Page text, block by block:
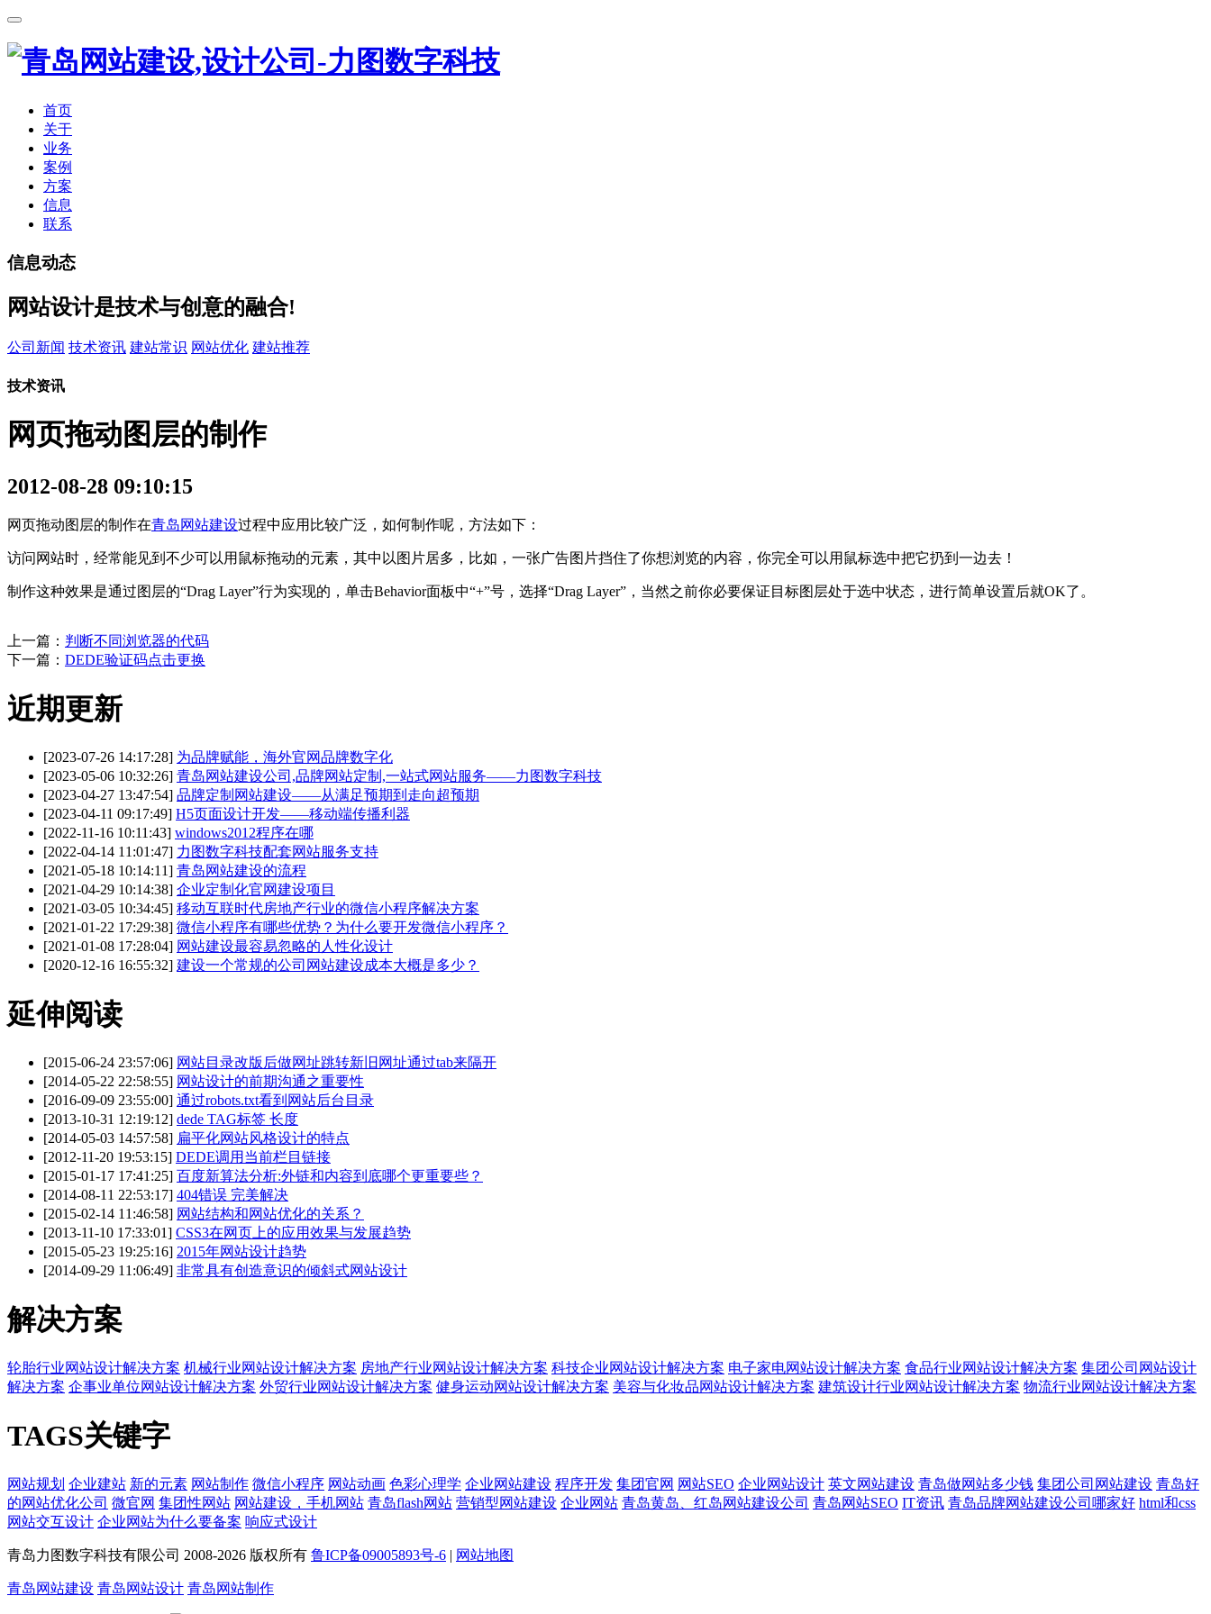
首页
关于
业务
案例
方案
信息
联系
信息动态
网站设计是技术与创意的融合!
公司新闻 技术资讯 建站常识 网站优化 建站推荐
技术资讯
网页拖动图层的制作
2012-08-28 09:10:15
网页拖动图层的制作在青岛网站建设过程中应用比较广泛，如何制作呢，方法如下：
访问网站时，经常能见到不少可以用鼠标拖动的元素，其中以图片居多，比如，一张广告图片挡住了你想浏览的内容，你完全可以用鼠标选中把它扔到一边去！
制作这种效果是通过图层的“Drag Layer”行为实现的，单击Behavior面板中“+”号，选择“Drag Layer”，当然之前你必要保证目标图层处于选中状态，进行简单设置后就OK了。
上一篇： 判断不同浏览器的代码
下一篇： DEDE验证码点击更换
近期更新
[2023-07-26 14:17:28] 为品牌赋能，海外官网品牌数字化
[2023-05-06 10:32:26] 青岛网站建设公司,品牌网站定制,一站式网站服务——力图数字科技
[2023-04-27 13:47:54] 品牌定制网站建设——从满足预期到走向超预期
[2023-04-11 09:17:49] H5页面设计开发——移动端传播利器
[2022-11-16 10:11:43] windows2012程序在哪
[2022-04-14 11:01:47] 力图数字科技配套网站服务支持
[2021-05-18 10:14:11] 青岛网站建设的流程
[2021-04-29 10:14:38] 企业定制化官网建设项目
[2021-03-05 10:34:45] 移动互联时代房地产行业的微信小程序解决方案
[2021-01-22 17:29:38] 微信小程序有哪些优势？为什么要开发微信小程序？
[2021-01-08 17:28:04] 网站建设最容易忽略的人性化设计
[2020-12-16 16:55:32] 建设一个常规的公司网站建设成本大概是多少？
延伸阅读
[2015-06-24 23:57:06] 网站目录改版后做网址跳转新旧网址通过tab来隔开
[2014-05-22 22:58:55] 网站设计的前期沟通之重要性
[2016-09-09 23:55:00] 通过robots.txt看到网站后台目录
[2013-10-31 12:19:12] dede TAG标签 长度
[2014-05-03 14:57:58] 扁平化网站风格设计的特点
[2012-11-20 19:53:15] DEDE调用当前栏目链接
[2015-01-17 17:41:25] 百度新算法分析:外链和内容到底哪个更重要些？
[2014-08-11 22:53:17] 404错误 完美解决
[2015-02-14 11:46:58] 网站结构和网站优化的关系？
[2013-11-10 17:33:01] CSS3在网页上的应用效果与发展趋势
[2015-05-23 19:25:16] 2015年网站设计趋势
[2014-09-29 11:06:49] 非常具有创造意识的倾斜式网站设计
解决方案
轮胎行业网站设计解决方案 机械行业网站设计解决方案 房地产行业网站设计解决方案 科技企业网站设计解决方案 电子家电网站设计解决方案 食品行业网站设计解决方案 集团公司网站设计
解决方案 企事业单位网站设计解决方案 外贸行业网站设计解决方案 健身运动网站设计解决方案 美容与化妆品网站设计解决方案 建筑设计行业网站设计解决方案 物流行业网站设计解决方案
TAGS关键字
网站规划 企业建站 新的元素 网站制作 微信小程序 网站动画 色彩心理学 企业网站建设 程序开发 集团官网 网站SEO 企业网站设计 英文网站建设 青岛做网站多少钱 集团公司网站建设 青岛好
的网站优化公司 微官网 集团性网站 网站建设，手机网站 青岛flash网站 营销型网站建设 企业网站 青岛黄岛、红岛网站建设公司 青岛网站SEO IT资讯 青岛品牌网站建设公司哪家好 html和css
网站交互设计 企业网站为什么要备案 响应式设计
青岛力图数字科技有限公司 2008-2026 版权所有 鲁ICP备09005893号-6 | 网站地图
青岛网站建设 青岛网站设计 青岛网站制作